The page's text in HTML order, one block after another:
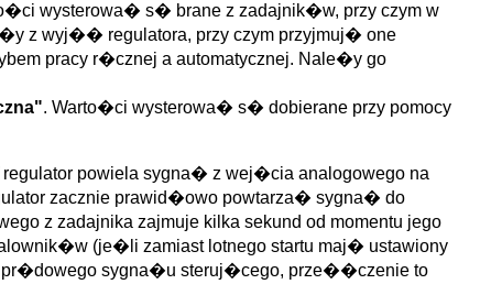
wysterowa� s� brane z zadajnik�w, przy czym w
z wyj�� regulatora, przy czym przyjmuj� one
pracy r�cznej a automatycznej. Nale�y go
. Warto�ci wysterowa� s� dobierane przy pomocy
regulator powiela sygna� z wej�cia analogowego na
zacznie prawid�owo powtarza� sygna� do
z zadajnika zajmuje kilka sekund od momentu jego
(je�li zamiast lotnego startu maj� ustawiony
pr�dowego sygna�u steruj�cego, prze��czenie to